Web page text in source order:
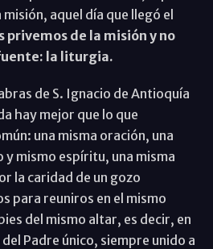
misión, aquel día que llegó el
privemos de la misión y no
la liturgia.
de S. Ignacio de Antioquía
hay mejor que lo que
una misma oración, una
y mismo espíritu, una misma
la caridad de un gozo
para reuniros en el mismo
del mismo altar, es decir, en
Padre único, siempre unido a